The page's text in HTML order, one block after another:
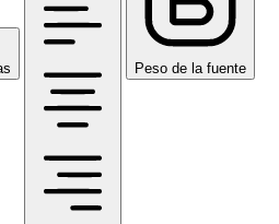
Peso de la fuente